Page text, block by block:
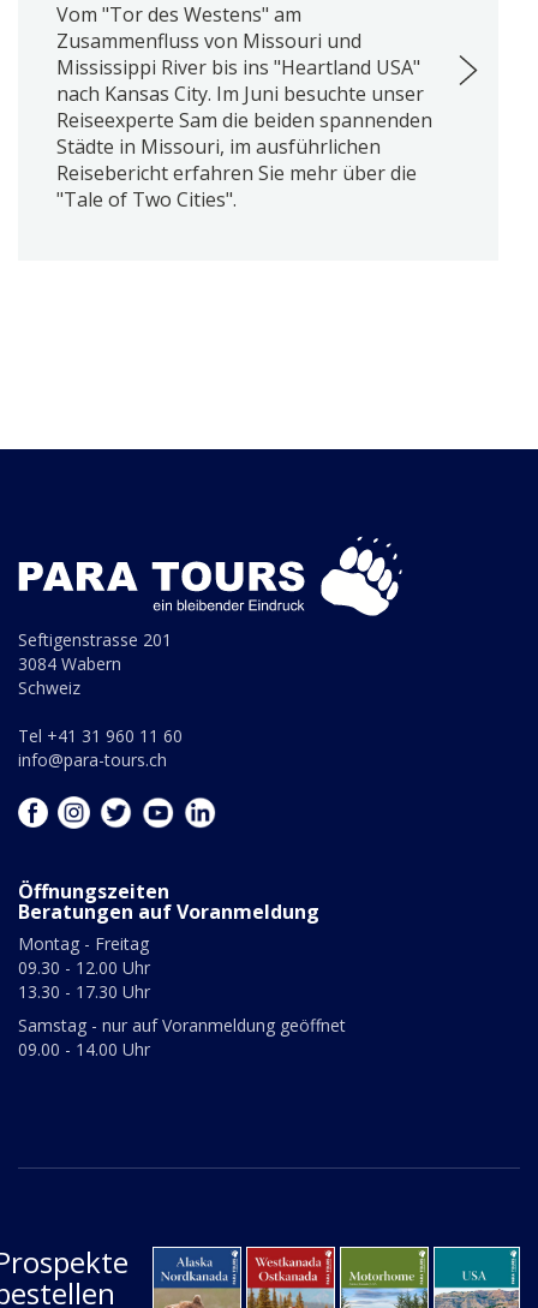
Vom "Tor des Westens" am
Zusammenfluss von Missouri und
Mississippi River bis ins "Heartland USA"
nach Kansas City. Im Juni besuchte unser
Reiseexperte Sam die beiden spannenden
Städte in Missouri, im ausführlichen
Reisebericht erfahren Sie mehr über die
"Tale of Two Cities".
Seftigenstrasse 201
3084 Wabern
Schweiz
Tel +41 31 960 11 60
info@para-tours.ch
Öffnungszeiten
Beratungen auf Voranmeldung
Montag - Freitag
09.30 - 12.00 Uhr
13.30 - 17.30 Uhr
Samstag - nur auf Voranmeldung geöffnet
09.00 - 14.00 Uhr